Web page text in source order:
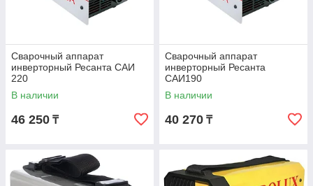
Сварочный аппарат
инверторный Ресанта САИ
220
В наличии
46 250 ₸
Сварочный аппарат
инверторный Ресанта
САИ190
В наличии
40 270 ₸